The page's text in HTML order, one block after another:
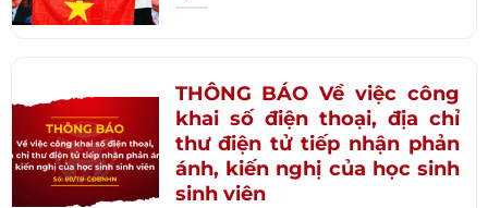
THÔNG BÁO Về việc công
khai số điện thoại, địa chỉ
thư điện tử tiếp nhận phản
ánh, kiến nghị của học sinh
sinh viên